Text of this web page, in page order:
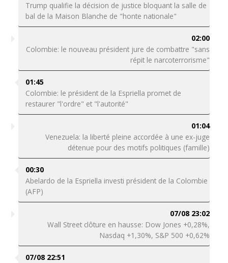
Trump qualifie la décision de justice bloquant la salle de
bal de la Maison Blanche de "honte nationale"
02:00
Colombie: le nouveau président jure de combattre "sans
répit le narcoterrorisme"
01:45
Colombie: le président de la Espriella promet de
restaurer "l'ordre" et "l'autorité"
01:04
Venezuela: la liberté pleine accordée à une ex-juge
détenue pour des motifs politiques (famille)
00:30
Abelardo de la Espriella investi président de la Colombie
(AFP)
07/08 23:02
Wall Street clôture en hausse: Dow Jones +0,28%,
Nasdaq +1,30%, S&P 500 +0,62%
07/08 22:51